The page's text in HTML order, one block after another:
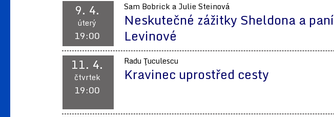
9. 4.
úterý
19:00
Sam Bobrick a Julie Steinová
Neskutečné zážitky Sheldona a paní
Levinové
11. 4.
čtvrtek
19:00
Radu Ţuculescu
Kravinec uprostřed cesty